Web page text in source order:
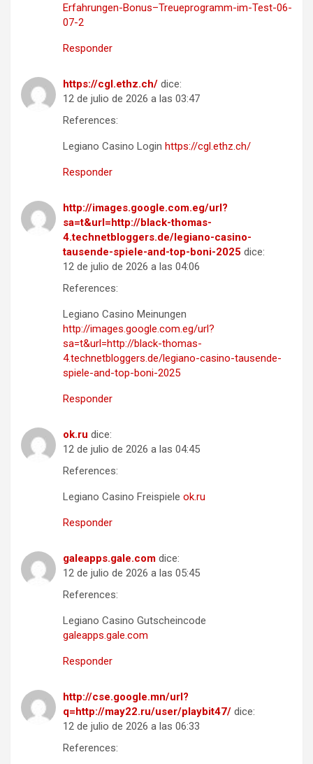
Erfahrungen-Bonus–Treueprogramm-im-Test-06-
07-2
Responder
https://cgl.ethz.ch/ dice:
12 de julio de 2026 a las 03:47
References:
Legiano Casino Login https://cgl.ethz.ch/
Responder
http://images.google.com.eg/url?
sa=t&url=http://black-thomas-
4.technetbloggers.de/legiano-casino-
tausende-spiele-and-top-boni-2025 dice:
12 de julio de 2026 a las 04:06
References:
Legiano Casino Meinungen
http://images.google.com.eg/url?
sa=t&url=http://black-thomas-
4.technetbloggers.de/legiano-casino-tausende-
spiele-and-top-boni-2025
Responder
ok.ru dice:
12 de julio de 2026 a las 04:45
References:
Legiano Casino Freispiele ok.ru
Responder
galeapps.gale.com dice:
12 de julio de 2026 a las 05:45
References:
Legiano Casino Gutscheincode
galeapps.gale.com
Responder
http://cse.google.mn/url?
q=http://may22.ru/user/playbit47/ dice:
12 de julio de 2026 a las 06:33
References: